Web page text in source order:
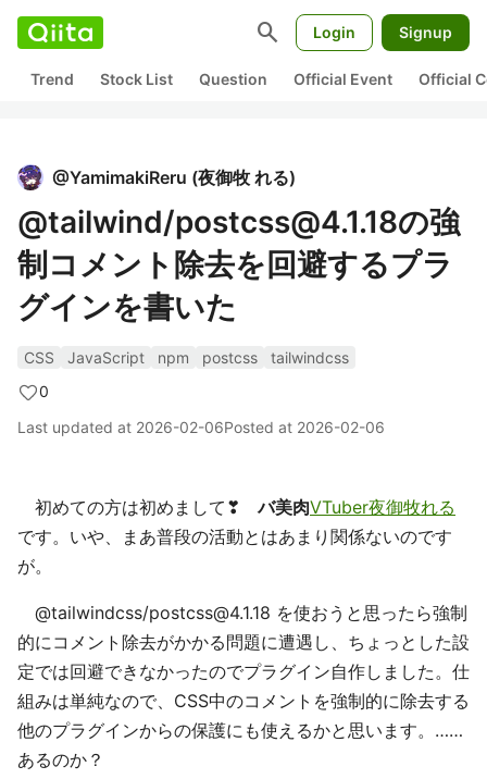
search Login Signup
Trend Stock List Question Official Event Official
@YamimakiReru (夜御牧 れる)
@tailwind/postcss@4.1.18の強
制コメント除去を回避するプラ
グインを書いた
CSS JavaScript npm postcss
tailwindcss
0
Last updated at 2026-02-06Posted at 2026-02-06
初めての方は初めまして❣バ美肉VTuber夜御牧れる
です。いや、まあ普段の活動とはあまり関係ないのです
が。
@tailwindcss/postcss@4.1.18 を使おうと思ったら強制
的にコメント除去がかかる問題に遭遇し、ちょっとした設
定では回避できなかったのでプラグイン自作しました。仕
組みは単純なので、CSS中のコメントを強制的に除去する
他のプラグインからの保護にも使えるかと思います。……
あるのか？